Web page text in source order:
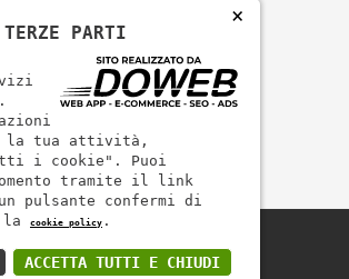
×
PARTI
la tua attività,
i cookie". Puoi
tramite il link
pulsante confermi di
la cookie policy .
ACCETTA TUTTI E CHIUDI